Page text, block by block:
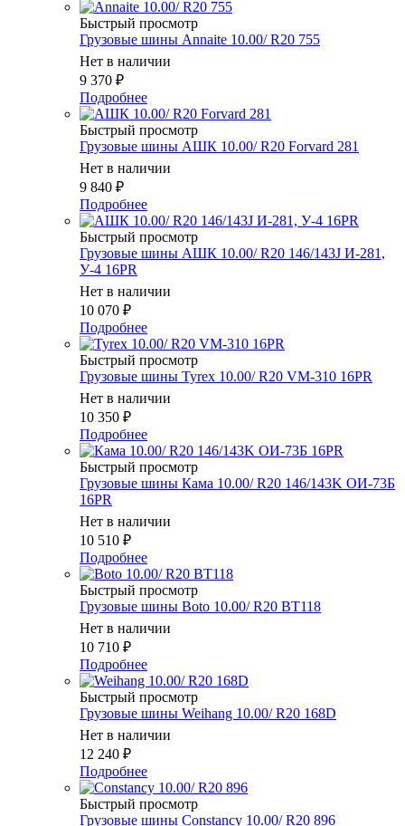
Быстрый просмотр
Грузовые шины Annaite 10.00/ R20 755
Нет в наличии
9 370 ₽
Подробнее
Быстрый просмотр
Грузовые шины АШК 10.00/ R20 Forvard 281
Нет в наличии
9 840 ₽
Подробнее
Быстрый просмотр
Грузовые шины АШК 10.00/ R20 146/143J И-281,
У-4 16PR
Нет в наличии
10 070 ₽
Подробнее
Быстрый просмотр
Грузовые шины Tyrex 10.00/ R20 VM-310 16PR
Нет в наличии
10 350 ₽
Подробнее
Быстрый просмотр
Грузовые шины Кама 10.00/ R20 146/143K ОИ-73Б
16PR
Нет в наличии
10 510 ₽
Подробнее
Быстрый просмотр
Грузовые шины Boto 10.00/ R20 BT118
Нет в наличии
10 710 ₽
Подробнее
Быстрый просмотр
Грузовые шины Weihang 10.00/ R20 168D
Нет в наличии
12 240 ₽
Подробнее
Быстрый просмотр
Грузовые шины Constancy 10.00/ R20 896